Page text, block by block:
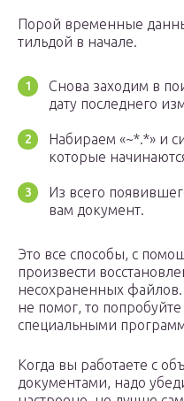
Порой временные
тильдой в начале.
Снова заходим в
дату последнего
Набираем «~*.*» и
которые
Из всего
вам документ.
Это все способы, с
произвести
несохраненных
не помог, то попробуйте
специальными
Когда вы работаете с
документами, надо